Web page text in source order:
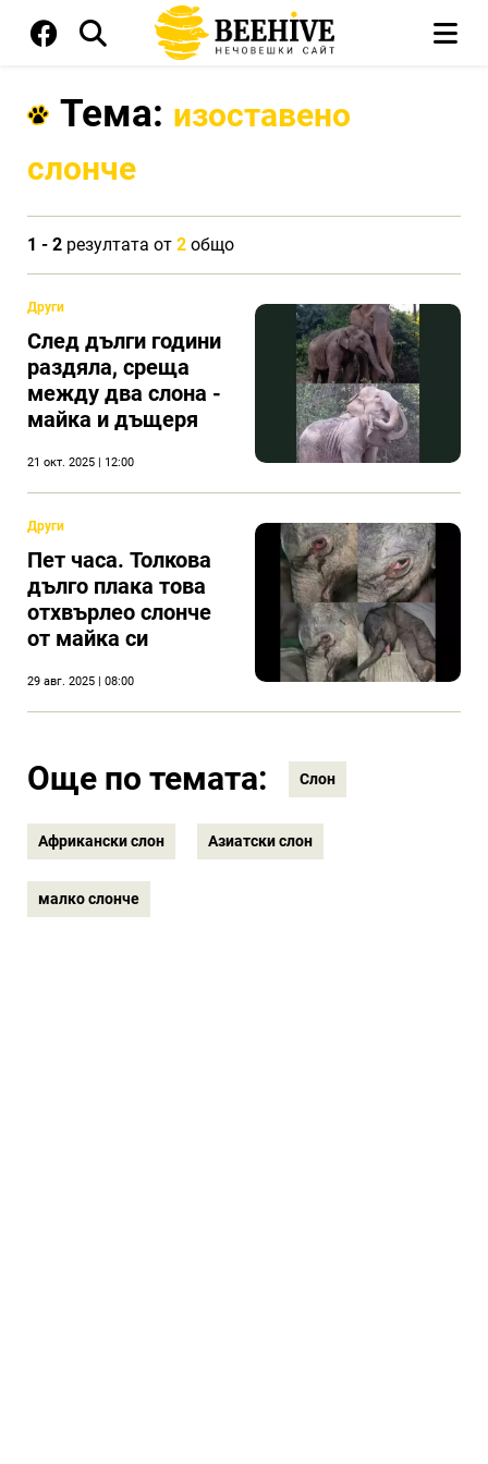
Тема: изоставено
слонче
1 - 2 резултата от 2 общо
Други
След дълги години
раздяла, среща
между два слона -
майка и дъщеря
21 окт. 2025 | 12:00
Други
Пет часа. Толкова
дълго плака това
отхвърлео слонче
от майка си
29 авг. 2025 | 08:00
Още по темата: Слон
Африкански слон Азиатски слон
малко слонче